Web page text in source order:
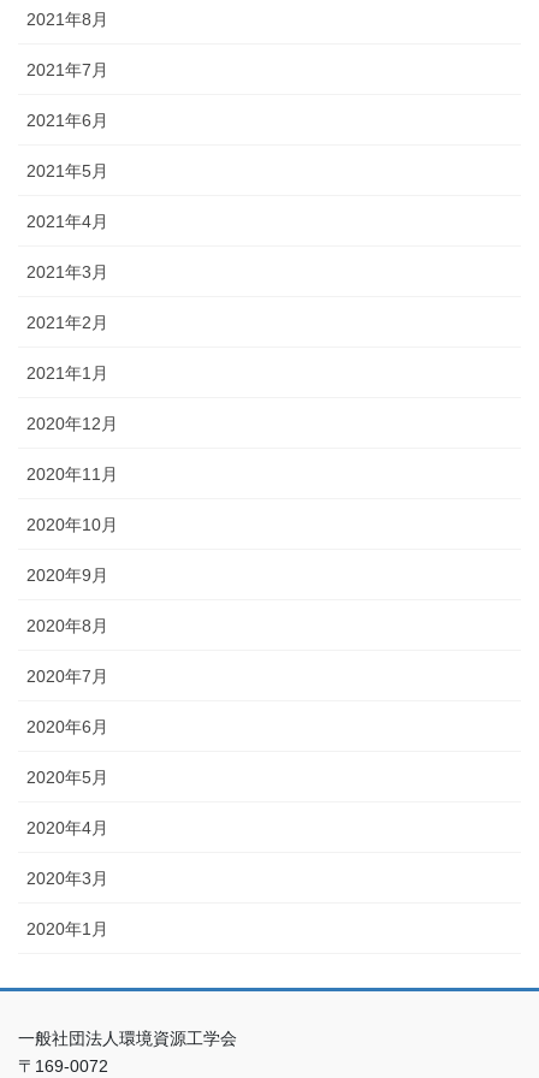
2021年8月
2021年7月
2021年6月
2021年5月
2021年4月
2021年3月
2021年2月
2021年1月
2020年12月
2020年11月
2020年10月
2020年9月
2020年8月
2020年7月
2020年6月
2020年5月
2020年4月
2020年3月
2020年1月
一般社団法人環境資源工学会
〒169-0072